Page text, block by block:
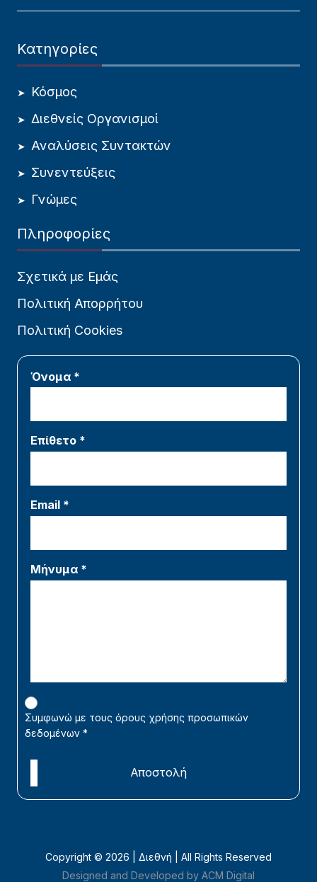
Κατηγορίες
Κόσμος
Διεθνείς Οργανισμοί
Αναλύσεις Συντακτών
Συνεντεύξεις
Γνώμες
Πληροφορίες
Σχετικά με Εμάς
Πολιτική Απορρήτου
Πολιτική Cookies
Όνομα *
Επίθετο *
Email *
Μήνυμα *
Συμφωνώ με τους όρους χρήσης προσωπικών
δεδομένων *
Αποστολή
Copyright © 2026 | Διεθνή | All Rights Reserved
Designed and Developed by ACM Digital